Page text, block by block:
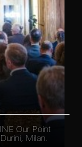
Our Point
Milan.